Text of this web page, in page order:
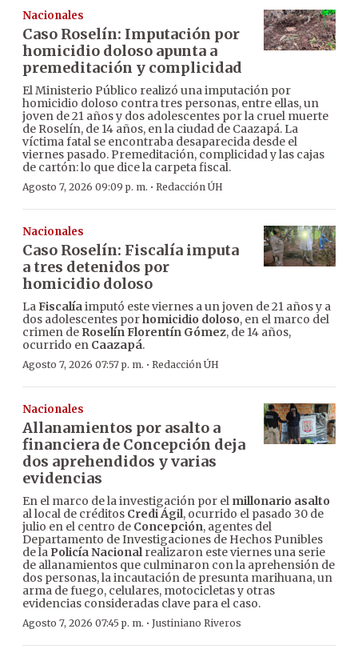
Nacionales
Caso Roselín: Imputación por
homicidio doloso apunta a
premeditación y complicidad
El Ministerio Público realizó una imputación por
homicidio doloso contra tres personas, entre ellas, un
joven de 21 años y dos adolescentes por la cruel muerte
de Roselín, de 14 años, en la ciudad de Caazapá. La
víctima fatal se encontraba desaparecida desde el
viernes pasado. Premeditación, complicidad y las cajas
de cartón: lo que dice la carpeta fiscal.
Agosto 7, 2026 09:09 p. m. · Redacción ÚH
Nacionales
Caso Roselín: Fiscalía imputa
a tres detenidos por
homicidio doloso
LaFiscalíaimputó este viernes a un joven de 21 años y a
dos adolescentes porhomicidio doloso, en el marco del
crimen de Roselín Florentín Gómez, de 14 años,
ocurrido en Caazapá.
Agosto 7, 2026 07:57 p. m. · Redacción ÚH
Nacionales
Allanamientos por asalto a
financiera de Concepción deja
dos aprehendidos y varias
evidencias
En el marco de la investigación por el millonario asalto
al local de créditos Credi Ágil, ocurrido el pasado 30 de
julio en el centro de Concepción, agentes del
Departamento de Investigaciones de Hechos Punibles
de la Policía Nacionalrealizaron este viernes una serie
de allanamientos que culminaron con la aprehensión de
dos personas, la incautación de presunta marihuana, un
arma de fuego, celulares, motocicletas y otras
evidencias consideradas clave para el caso.
Agosto 7, 2026 07:45 p. m. · Justiniano Riveros